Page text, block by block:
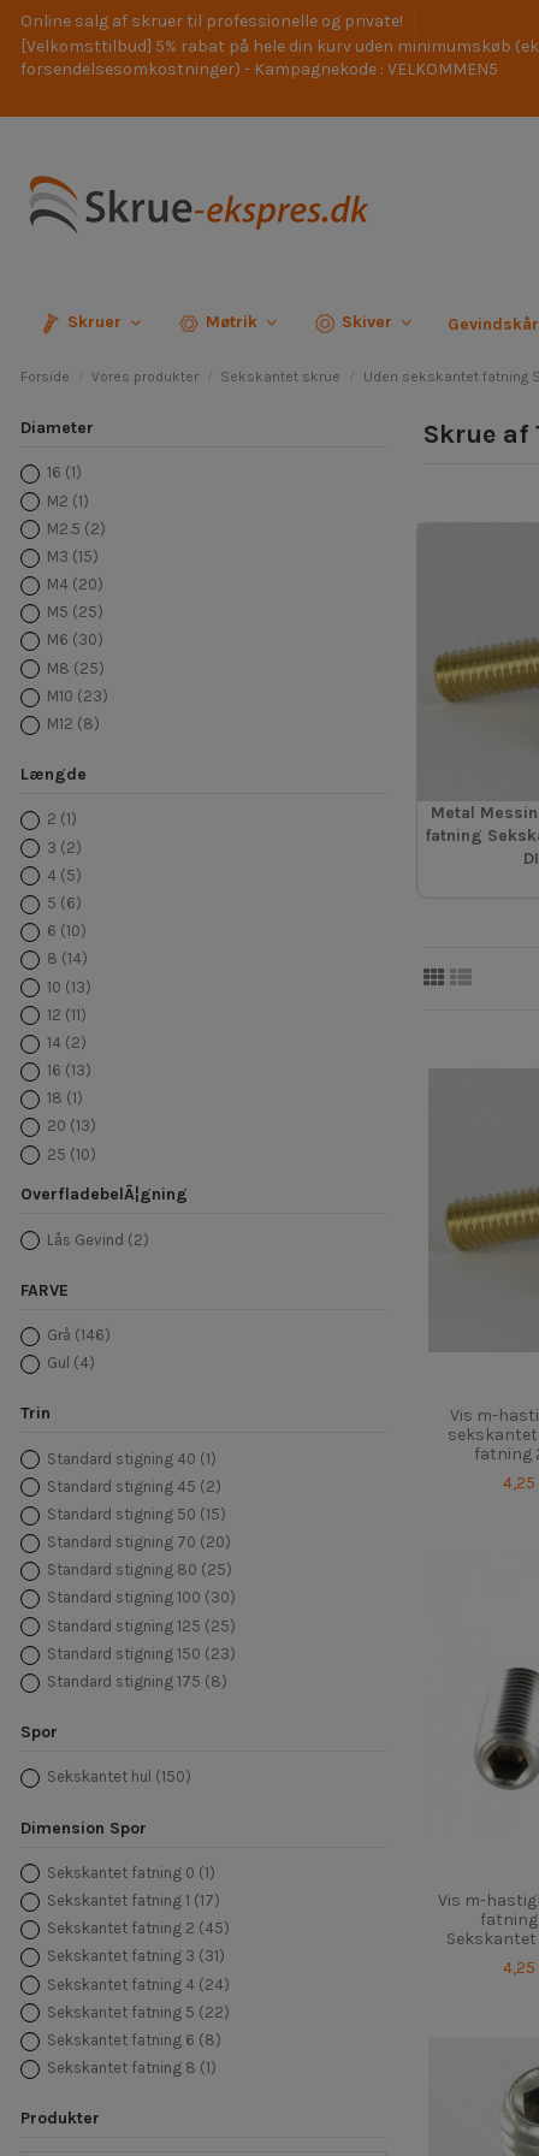
Online salg af skruer til professionelle og private!
[Velkomsttilbud] 5% rabat på hele din kurv uden minimumskøb
forsendelsesomkostninger) - Kampagnekode : VELKOMMEN5
Skruer Møtrik Skiver
Forside Vores produkter Sekskantet skrue Uden sekskantet fatning
Skrue af
Metal
fatning
Vis m-
fatning
4,25
Vis m-
Sekskantet
4,25
Diameter
16 (1)
M2 (1)
M2.5 (2)
M3 (15)
M4 (20)
M5 (25)
M6 (30)
M8 (25)
M10 (23)
M12 (8)
Længde
2 (1)
3 (2)
4 (5)
5 (6)
6 (10)
8 (14)
10 (13)
12 (11)
14 (2)
16 (13)
18 (1)
20 (13)
25 (10)
40 (8)
50
OverfladebelÃ¦gning
Lås Gevind (2)
FARVE
Grå (146)
Gul (4)
Trin
Standard stigning 40 (1)
Standard stigning 45 (2)
Standard stigning 50 (15)
Standard stigning 70 (20)
Standard stigning 80 (25)
Standard stigning 100 (30)
Standard stigning 125 (25)
Standard stigning 150 (23)
Standard stigning 175 (8)
Spor
Sekskantet hul (150)
Dimension Spor
Sekskantet fatning 0 (1)
Sekskantet fatning 1 (17)
Sekskantet fatning 2 (45)
Sekskantet fatning 3 (31)
Sekskantet fatning 4 (24)
Sekskantet fatning 5 (22)
Sekskantet fatning 6 (8)
Sekskantet fatning 8 (1)
Produkter